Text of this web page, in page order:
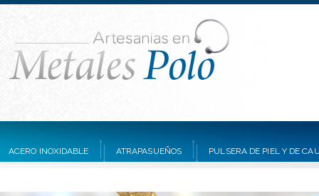
ACERO INOXIDABLE ATRAPASUEÑOS PULSERA DE PIEL Y DE